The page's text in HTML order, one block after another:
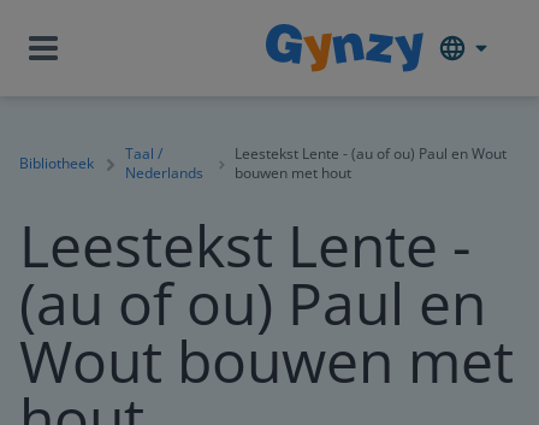
Bibliotheek
Taal /
Nederlands
Leestekst Lente - (au of ou) Paul en Wout
bouwen met hout
Leestekst Lente -
(au of ou) Paul en
Wout bouwen met